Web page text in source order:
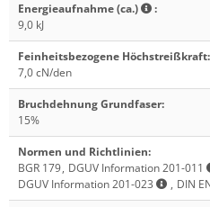
Energieaufnahme (ca.)
:
9,0 kJ
Feinheitsbezogene Höchstreißkraft:
7,0 cN/den
Bruchdehnung Grundfaser:
15%
Normen und Richtlinien:
BGR 179, DGUV Information 201-011
DGUV Information 201-023
, DIN